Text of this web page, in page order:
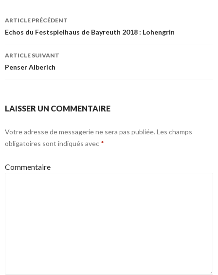
Navigation
des
articles
ARTICLE PRÉCÉDENT
Echos du Festspielhaus de Bayreuth 2018 : Lohengrin
ARTICLE SUIVANT
Penser Alberich
LAISSER UN COMMENTAIRE
Votre adresse de messagerie ne sera pas publiée. Les champs
obligatoires sont indiqués avec *
Commentaire